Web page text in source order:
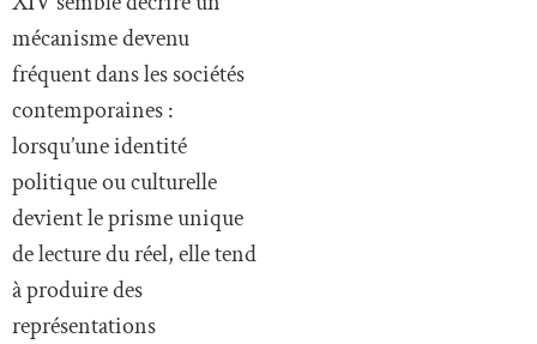
mécanisme devenu
fréquent dans les sociétés
contemporaines :
lorsqu’une identité
politique ou culturelle
devient le prisme unique
de lecture du réel, elle tend
à produire des
représentations